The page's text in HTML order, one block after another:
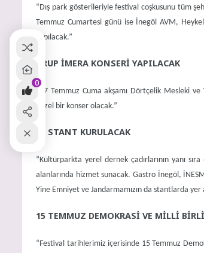
“Dış park gösterileriyle festival coşkusunu tüm
Temmuz Cumartesi günü ise İnegöl AVM,
yapılacak.”
GRUP İMERA KONSERİ YAPILACAK
“17 Temmuz Cuma akşamı Dörtçelik Mesleki
güzel bir konser olacak.”
65 STANT KURULACAK
“Kültürparkta yerel dernek çadırlarının yanı
alanlarında hizmet sunacak. Gastro İnegöl,
Yine Emniyet ve Jandarmamızın da stantlarda yer
15 TEMMUZ DEMOKRASİ VE MİLLİ
“Festival tarihlerimiz içerisinde 15 Temmuz
0